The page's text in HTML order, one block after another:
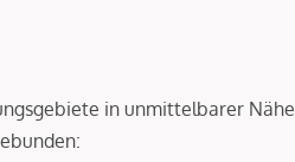
in unmittelbarer Nähe.